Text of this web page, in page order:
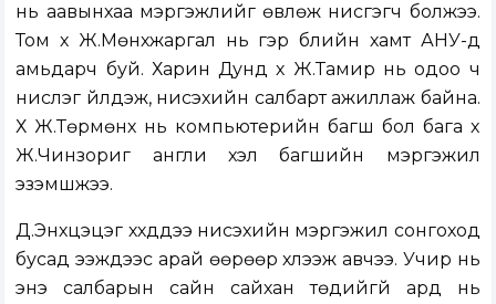
нь аавынхаа мэргэжлийг өвлөж нисгэгч болжээ.
Том хүү Ж.Мөнхжаргал нь гэр бүлийн хамт АНУ-д
амьдарч буй. Харин Дунд хүү Ж.Тамир нь одоо ч
нислэг үйлдэж, нисэхийн салбарт ажиллаж байна.
Хүү Ж.Төрмөнх нь компьютерийн багш бол бага хүү
Ж.Чинзориг англи хэл багшийн мэргэжил
эзэмшжээ.
Д.Энхцэцэг хүүхдүүдээ нисэхийн мэргэжил сонгоход
бусад ээжүүдээс арай өөрөөр хүлээж авчээ. Учир нь
энэ салбарын сайн сайхан төдийгүй ард нь